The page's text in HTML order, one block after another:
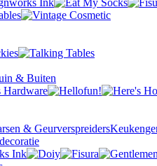
& Buiten
& Geurverspreiders